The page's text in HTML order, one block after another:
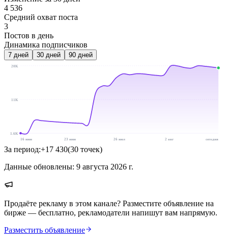
4 536
Средний охват поста
3
Постов в день
Динамика подписчиков
7 дней 30 дней 90 дней
20K
11K
1.6K
16 июн
23 июн 26 июл 2 авг сегодня
За период:+17 430(30 точек)
Данные обновлены: 9 августа 2026 г.
Продаёте рекламу в этом канале? Разместите объявление на
бирже — бесплатно, рекламодатели напишут вам напрямую.
Разместить объявление